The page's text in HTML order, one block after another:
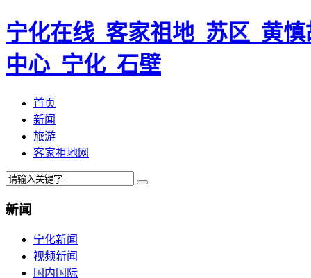
宁化在线_客家祖地_苏区_黄
中心_宁化_石壁
首页
新闻
旅游
客家祖地网
新闻
宁化新闻
视频新闻
国内国际